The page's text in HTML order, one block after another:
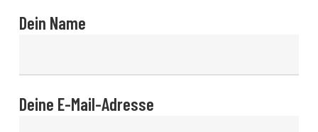
Dein Name
Deine E-Mail-Adresse